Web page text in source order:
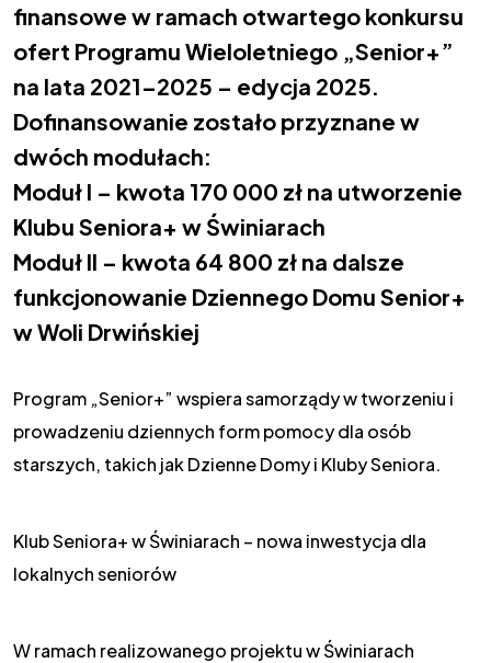
finansowe w ramach otwartego konkursu
ofert Programu Wieloletniego „Senior+”
na lata 2021–2025 – edycja 2025.
Dofinansowanie zostało przyznane w
dwóch modułach:
Moduł I – kwota 170 000 zł na utworzenie
Klubu Seniora+ w Świniarach
Moduł II – kwota 64 800 zł na dalsze
funkcjonowanie Dziennego Domu Senior+
w Woli Drwińskiej
Program „Senior+” wspiera samorządy w tworzeniu i
prowadzeniu dziennych form pomocy dla osób
starszych, takich jak Dzienne Domy i Kluby Seniora.
Klub Seniora+ w Świniarach – nowa inwestycja dla
lokalnych seniorów
W ramach realizowanego projektu w Świniarach